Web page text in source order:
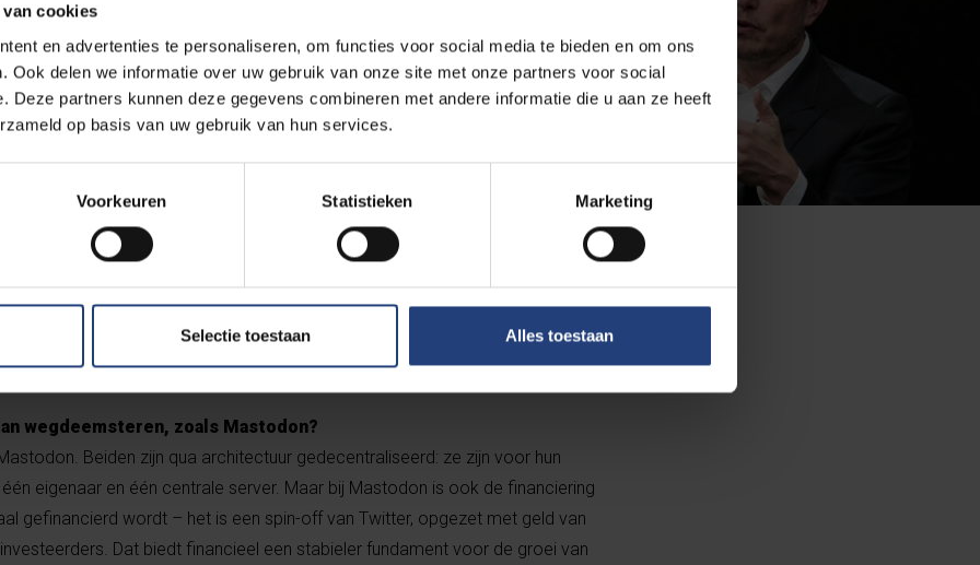
van cookies
en advertenties te personaliseren, om functies voor social media te bieden en om ons
Ook delen we informatie over uw gebruik van onze site met onze partners voor social
Deze partners kunnen deze gegevens combineren met andere informatie die u aan ze heeft
op basis van uw gebruik van hun services.
Voorkeuren Statistieken Marketing
Selectie toestaan Alles toestaan
met veel lawaai over en
X.
dagen?
omdat die trollen nu even in snelheid gepakt zijn. Als zij binnenkort ook
een antwoord op klaar hebben.”
wegdeemsteren, zoals Mastodon?
Beiden zijn qua architectuur gedecentraliseerd: ze zijn voor hun
eigenaar en één centrale server. Maar bij Mastodon is ook de financiering
gefinancierd wordt – het is een spin-off van Twitter, opgezet met geld van
Dat biedt financieel een stabieler fundament voor de groei van